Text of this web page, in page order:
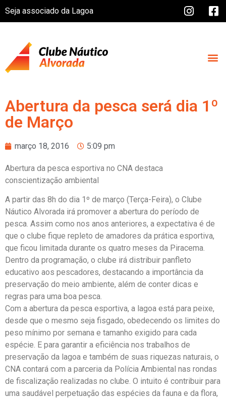
Seja associado da Lagoa
Abertura da pesca será dia 1º
de Março
março 18, 2016 5:09 pm
Abertura da pesca esportiva no CNA destaca
conscientização ambiental
A partir das 8h do dia 1º de março (Terça-Feira), o Clube
Náutico Alvorada irá promover a abertura do período de
pesca. Assim como nos anos anteriores, a expectativa é de
que o clube fique repleto de amadores da prática esportiva,
que ficou limitada durante os quatro meses da Piracema.
Dentro da programação, o clube irá distribuir panfleto
educativo aos pescadores, destacando a importância da
preservação do meio ambiente, além de conter dicas e
regras para uma boa pesca.
Com a abertura da pesca esportiva, a lagoa está para peixe,
desde que o mesmo seja fisgado, obedecendo os limites do
peso mínimo por semana e tamanho exigido para cada
espécie. E para garantir a eficiência nos trabalhos de
preservação da lagoa e também de suas riquezas naturais, o
CNA contará com a parceria da Polícia Ambiental nas rondas
de fiscalização realizadas no clube. O intuito é contribuir para
uma saudável perpetuação das espécies da fauna e da flora,